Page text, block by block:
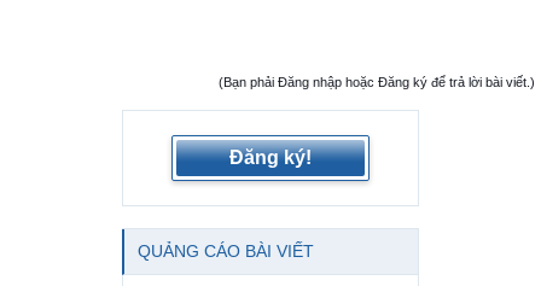
(Bạn phải Đăng nhập hoặc Đăng ký để trả lời bài viết.)
Đăng ký!
QUẢNG CÁO BÀI VIẾT